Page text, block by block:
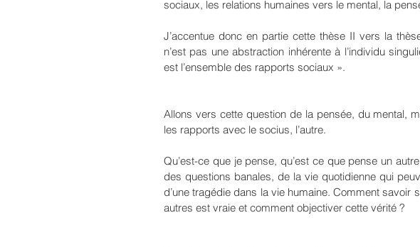
sociaux, les relations humaines vers le mental, la
J’accentue donc en partie cette thèse II vers la
n’est pas une abstraction inhérente à l’individu
est l’ensemble des rapports sociaux ».
Allons vers cette question de la pensée, du mental,
les rapports avec le socius, l’autre.
Qu’est-ce que je pense, qu’est ce que pense un
des questions banales, de la vie quotidienne qui
d’une tragédie dans la vie humaine. Comment savoir
autres est vraie et comment objectiver cette vérité ?